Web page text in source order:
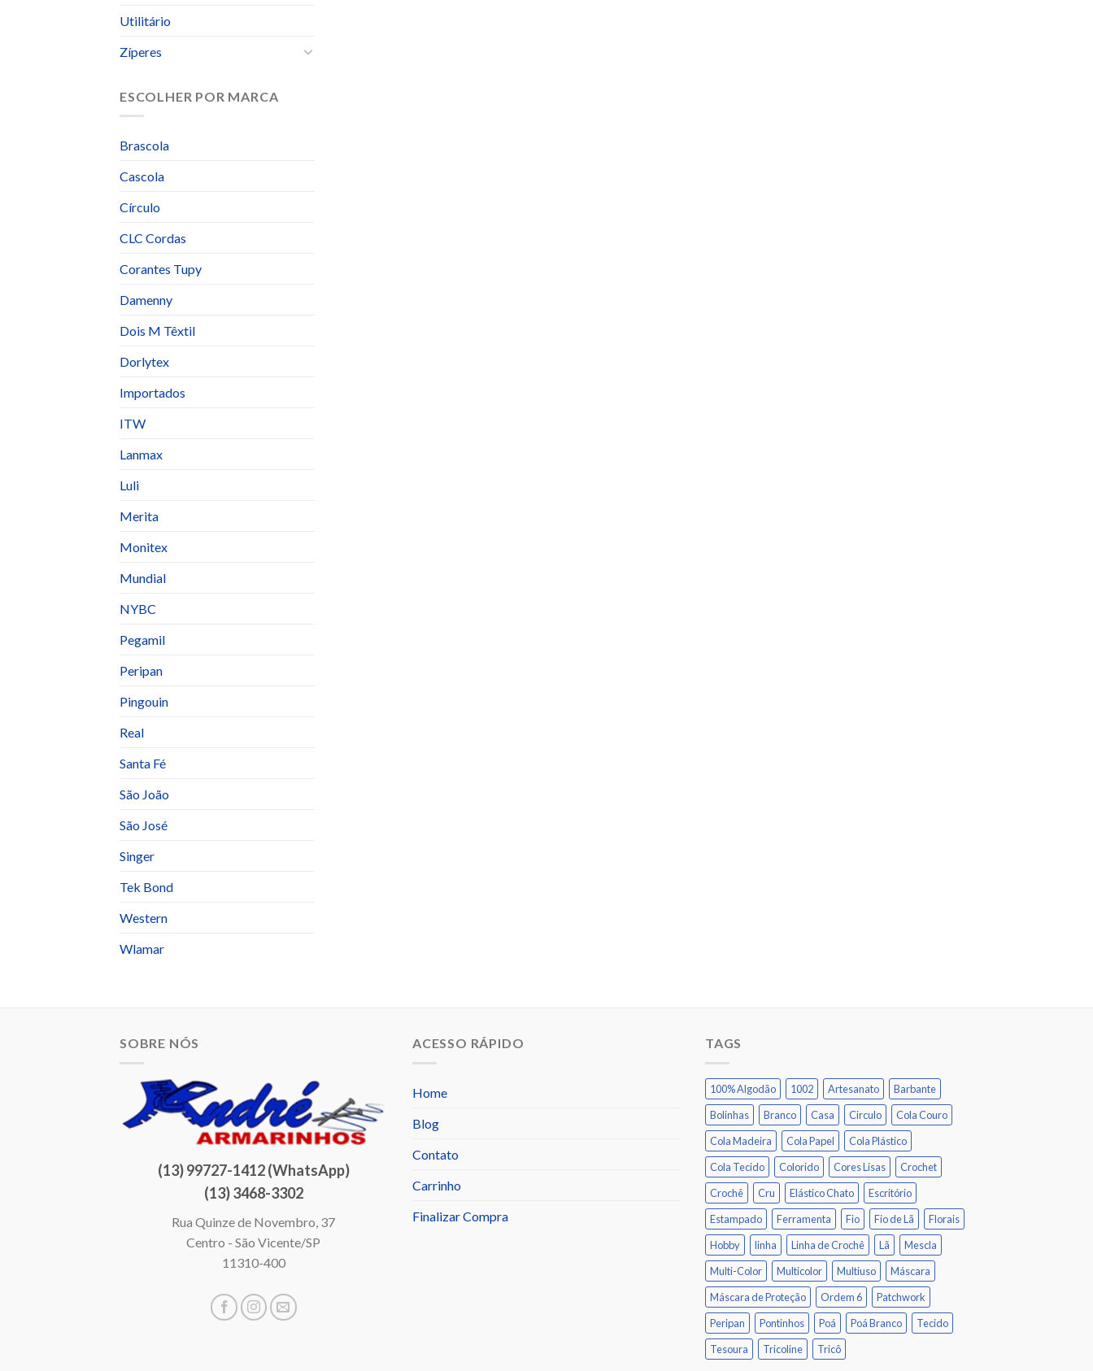
Utilitário
Zíperes
ESCOLHER POR MARCA
Brascola
Cascola
Círculo
CLC Cordas
Corantes Tupy
Damenny
Dois M Têxtil
Dorlytex
Importados
ITW
Lanmax
Luli
Merita
Monitex
Mundial
NYBC
Pegamil
Peripan
Pingouin
Real
Santa Fé
São João
São José
Singer
Tek Bond
Western
Wlamar
SOBRE NÓS
(13) 99727-1412 (WhatsApp)
(13) 3468-3302
Rua Quinze de Novembro, 37
Centro - São Vicente/SP
11310-400
ACESSO RÁPIDO
Home
Blog
Contato
Carrinho
Finalizar Compra
TAGS
100% Algodão 1002 Artesanato
Barbante
Bolinhas
Branco Casa Circulo
Cola Couro
Cola Madeira
Cola Papel
Cola Plástico
Cola Tecido
Colorido Cores Lisas
Crochet
Crochê
Cru Elástico Chato
Escritório
Estampado
Ferramenta Fio Fio de Lã
Florais
Hobby
linha Linha de Crochê Lã
Mescla
Multi-Color
Multicolor Multiuso
Máscara
Máscara de Proteção
Ordem 6
Patchwork
Peripan
Pontinhos Poá Poá Branco
Tecido
Tesoura
Tricoline Tricô